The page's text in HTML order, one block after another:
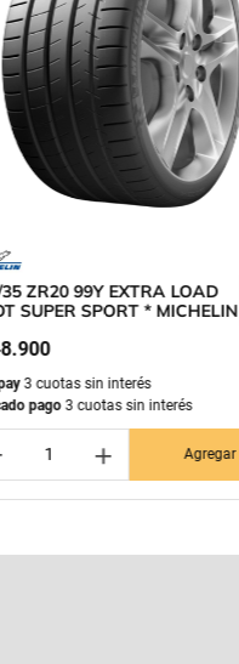
ZR20 99Y EXTRA LOAD
SUPER SPORT * MICHELIN
.900
3 cuotas sin interés
pago 3 cuotas sin interés
＋ Agregar